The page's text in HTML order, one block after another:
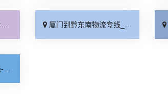
厦门到黔东南物流专线_要几天到「全程定位」